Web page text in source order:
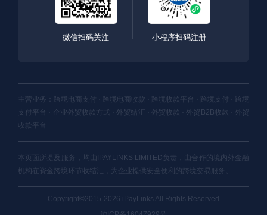
微信扫码关注 小程序扫码注册
主营业务：跨境电商支付 · 跨境电商收款 · 跨境收款平台 · 跨境支付 · 跨境
支付平台 · 企业外贸收款方式 · 外贸结汇 · 外贸收款 · 外贸B2B收款 · 外贸
收款平台
本页面所提及服务，均由IPAYLINKS LIMITED负责，由合作的境内外金融
机构在资金跨境环节收结汇，为企业提供安全便利的跨境交易服务。
Copyright©2015-2026 iPayLinks All Rights Reserved